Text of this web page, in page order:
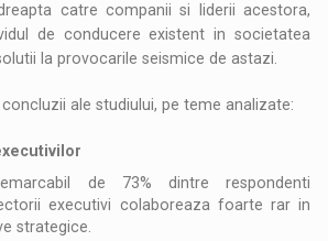
catre companii si liderii acestora,
de conducere existent in societatea
la provocarile seismice de astazi.
ale studiului, pe teme analizate:
de 73% dintre respondenti
executivi colaboreaza foarte rar in
strategice.